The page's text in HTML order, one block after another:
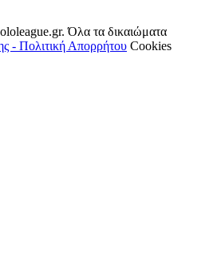
Όλα τα δικαιώματα
- Πολιτική Απορρήτου Cookies